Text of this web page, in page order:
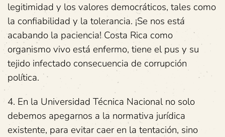
legitimidad y los valores democráticos, tales como
la confiabilidad y la tolerancia. ¡Se nos está
acabando la paciencia! Costa Rica como
organismo vivo está enfermo, tiene el pus y su
tejido infectado consecuencia de corrupción
política.
4. En la Universidad Técnica Nacional no solo
debemos apegarnos a la normativa jurídica
existente, para evitar caer en la tentación, sino